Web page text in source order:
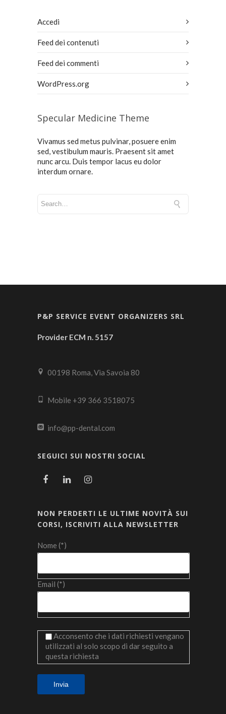
Accedi
Feed dei contenuti
Feed dei commenti
WordPress.org
Specular Medicine Theme
Vivamus sed metus pulvinar, posuere enim
sed, vestibulum mauris. Praesent sit amet
nunc arcu. Duis tempor lacus eu dolor
interdum ornare.
P&P SERVICE EVENT ORGANIZERS SRL
Provider ECM n. 5157
00198 Roma, Via Savoia 80
Mobile +39 366 3518075
info@pp-dental.com
SEGUICI SUI NOSTRI SOCIAL
NON PERDERTI LE ULTIME NOVITÀ SUI
CORSI, ISCRIVITI ALLA NEWSLETTER
Nome (*)
Email (*)
Acconsento che i dati richiesti vengano
utilizzati al solo scopo di dar seguito a
questa richiesta